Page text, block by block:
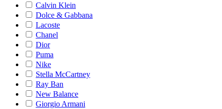
Calvin Klein
Dolce & Gabbana
Lacoste
Chanel
Dior
Puma
Nike
Stella McCartney
Ray Ban
New Balance
Giorgio Armani